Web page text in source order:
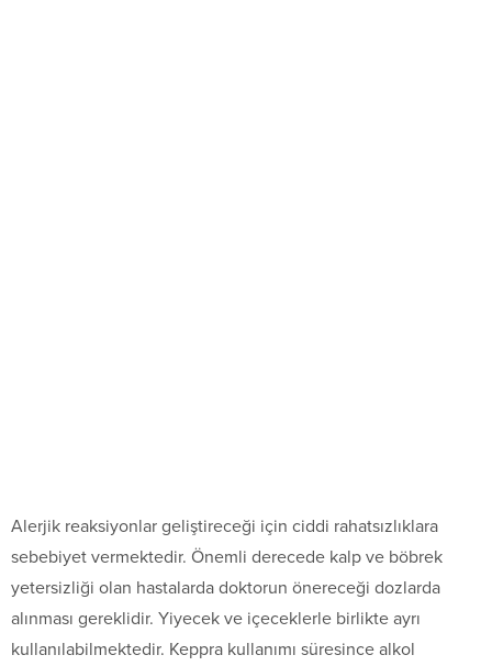
Alerjik reaksiyonlar geliştireceği için ciddi rahatsızlıklara
sebebiyet vermektedir. Önemli derecede kalp ve böbrek
yetersizliği olan hastalarda doktorun önereceği dozlarda
alınması gereklidir. Yiyecek ve içeceklerle birlikte ayrı
kullanılabilmektedir. Keppra kullanımı süresince alkol